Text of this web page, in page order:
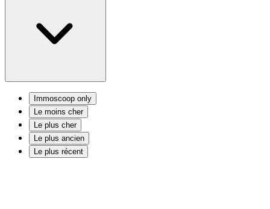
Immoscoop only
Le moins cher
Le plus cher
Le plus ancien
Le plus récent